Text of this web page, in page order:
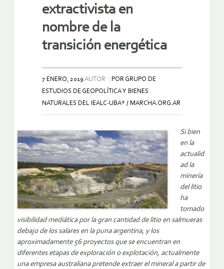
extractivista en
nombre de la
transición energética
7 ENERO, 2019 AUTOR:
POR GRUPO DE
ESTUDIOS DE GEOPOLÍTICA Y BIENES
NATURALES DEL IEALC-UBA* / MARCHA.ORG.AR
Si bien
en la
actualid
ad la
minería
del litio
ha
tomado
visibilidad mediática por la gran cantidad de litio en salmueras
debajo de los salares en la puna argentina, y los
aproximadamente 56 proyectos que se encuentran en
diferentes etapas de exploración o explotación, actualmente
una empresa australiana pretende extraer el mineral a partir de